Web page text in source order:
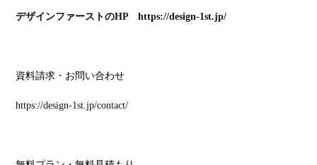
デザインファーストのHP https://design-1st.jp/
資料請求・お問い合わせ
https://design-1st.jp/contact/